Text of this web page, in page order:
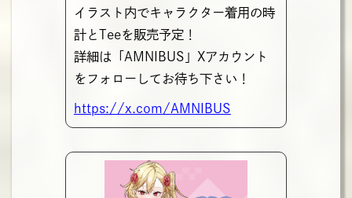
イラスト内でキャラクター着用の時
計とTeeを販売予定！
詳細は「AMNIBUS」Xアカウント
をフォローしてお待ち下さい！
https://x.com/AMNIBUS